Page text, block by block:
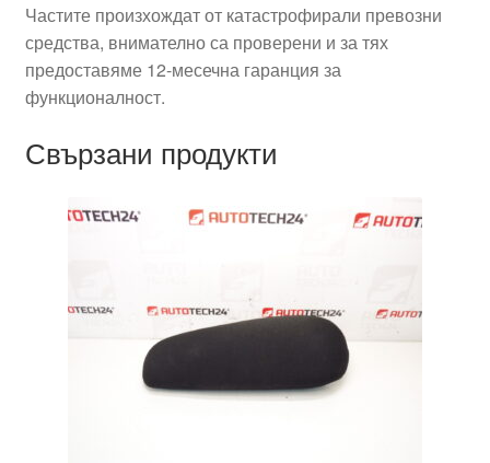
Частите произхождат от катастрофирали превозни
средства, внимателно са проверени и за тях
предоставяме 12-месечна гаранция за
функционалност.
Свързани продукти